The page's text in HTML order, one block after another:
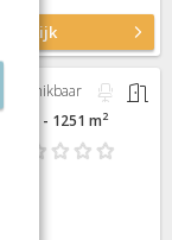
Bekijk
Beschikbaar
29 - 1251 m2